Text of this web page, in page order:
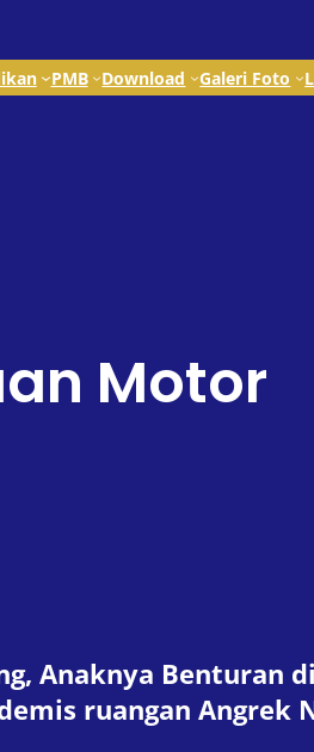
PMB Download Galeri Foto
Motor
Anaknya Benturan
ruangan Angrek